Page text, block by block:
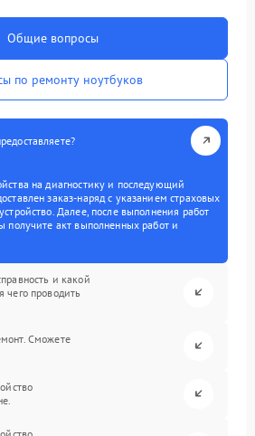
Общие вопросы
по ремонту ноутбуков
на диагностику и последующий
заказ-наряд с указанием страховых
Далее, после выполнения работ
получите акт выполненных работ и
и какой
чего проводить
Сможете